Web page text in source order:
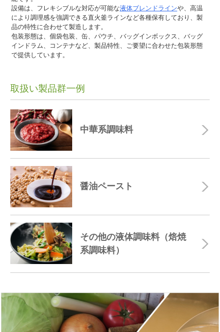
設備は、フレキシブルな対応が可能な液体ブレンドラインや、高温
により調理感を強調できる直火釜ラインなど各種保有しており、製
品の特性に合わせて製造します。
包装形態は、個袋包装、缶、パウチ、バッグインボックス、バッグ
インドラム、コンテナなど、製品特性、ご要望に合わせた包装形態
で提供しています。
取扱い製品群一例
中華系調味料
醤油ペースト
その他の液体調味料（焙焼
系調味料）